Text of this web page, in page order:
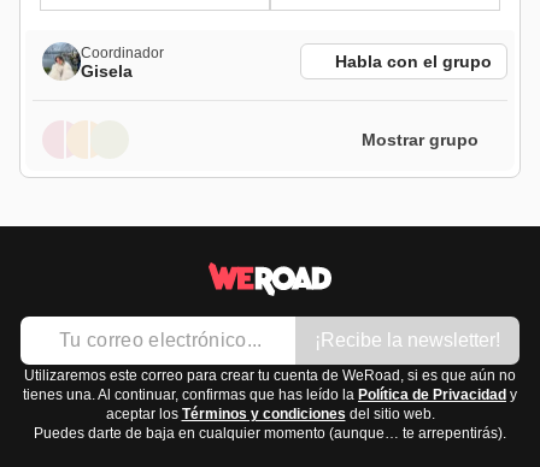
Coordinador
Gisela Habla con el grupo
Mostrar grupo
¡Recibe la newsletter!
Utilizaremos este correo para crear tu cuenta de WeRoad, si es que aún no
tienes una. Al continuar, confirmas que has leído la Política de Privacidad y
aceptar los Términos y condiciones del sitio web.
Puedes darte de baja en cualquier momento (aunque… te arrepentirás).